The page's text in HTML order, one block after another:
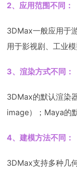
2、应用范围不同：
3DMax一般应用于
用于影视剧、工业模
3、渲染方式不同：
3DMax的默认渲染
image）；Maya的
4、建模方法不同：
3DMax支持多种几